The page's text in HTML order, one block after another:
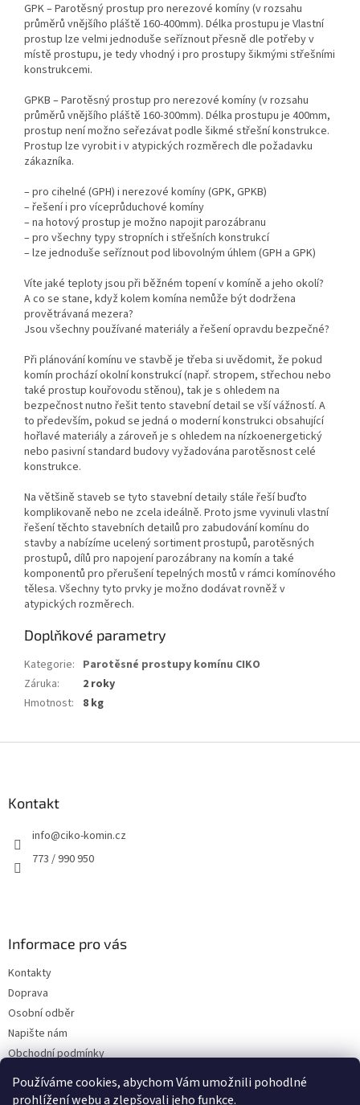
Používáme cookies, abychom Vám umožnili pohodlné
prohlížení webu a zlepšovali jeho funkce.
GPK – Parotěsný prostup pro nerezové komíny (v rozsahu
průměrů vnějšího pláště 160-400mm). Délka prostupu je Vlastní
prostup lze velmi jednoduše seříznout přesně dle potřeby v
místě prostupu, je tedy vhodný i pro prostupy šikmými střešními
konstrukcemi.
GPKB – Parotěsný prostup pro nerezové komíny (v rozsahu
průměrů vnějšího pláště 160-300mm). Délka prostupu je 400mm,
prostup není možno seřezávat podle šikmé střešní konstrukce.
Prostup lze vyrobit i v atypických rozměrech dle požadavku
zákazníka.
– pro cihelné (GPH) i nerezové komíny (GPK, GPKB)
– řešení i pro víceprůduchové komíny
– na hotový prostup je možno napojit parozábranu
– pro všechny typy stropních i střešních konstrukcí
– lze jednoduše seříznout pod libovolným úhlem (GPH a GPK)
Víte jaké teploty jsou při běžném topení v komíně a jeho okolí?
A co se stane, když kolem komína nemůže být dodržena
provětrávaná mezera?
Jsou všechny používané materiály a řešení opravdu bezpečné?
Při plánování komínu ve stavbě je třeba si uvědomit, že pokud
komín prochází okolní konstrukcí (např. stropem, střechou nebo
také prostup kouřovodu stěnou), tak je s ohledem na
bezpečnost nutno řešit tento stavební detail se vší vážností. A
to především, pokud se jedná o moderní konstrukci obsahující
hořlavé materiály a zároveň je s ohledem na nízkoenergetický
nebo pasivní standard budovy vyžadována parotěsnost celé
konstrukce.
Na většině staveb se tyto stavební detaily stále řeší buďto
komplikovaně nebo ne zcela ideálně. Proto jsme vyvinuli vlastní
řešení těchto stavebních detailů pro zabudování komínu do
stavby a nabízíme ucelený sortiment prostupů, parotěsných
prostupů, dílů pro napojení parozábrany na komín a také
komponentů pro přerušení tepelných mostů v rámci komínového
tělesa. Všechny tyto prvky je možno dodávat rovněž v
atypických rozměrech.
Doplňkové parametry
Kategorie: Parotěsné prostupy komínu CIKO
Záruka:
2 roky
Hmotnost: 8 kg
Kontakt
info@ciko-komin.cz
773 / 990 950
Informace pro vás
Kontakty
Doprava
Osobní odběr
Napište nám
Obchodní podmínky
Podmínky ochrany osobních údajů